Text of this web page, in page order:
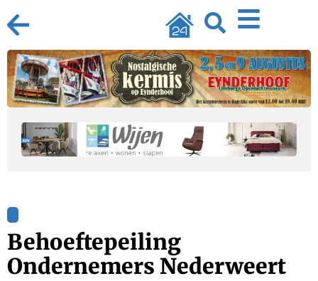
Behoeftepeiling
Ondernemers Nederweert